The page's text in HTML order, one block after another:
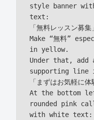
style banner
text:
「無料レッスン募集
Make “無料”
in yellow.
Under that, add
supporting line
「まずはお気軽に体
At the bottom
rounded pink
with white text: